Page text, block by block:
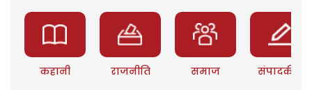
कहानी राजनीति समाज संपादकीय